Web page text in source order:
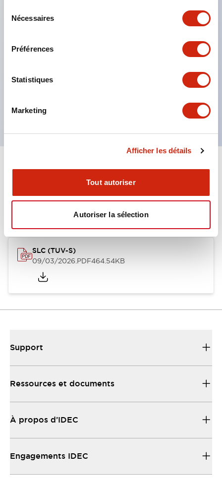
Nécessaires
Préférences
Statistiques
Marketing
Afficher les détails
Tout autoriser
Autoriser la sélection
poussoirs peuvent être combinées dans presque
Construction à lentilles multi-couches permettant
Boutons-poussoirs momentanés
ou interrupteurs à clé
Approbations Et Normes
SLC (TUV-S)
09/03/2026.PDF464.54KB
Support
Ressources et documents
À propos d’IDEC
Engagements IDEC